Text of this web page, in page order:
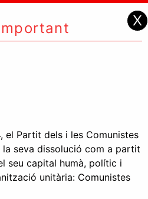
el Partit dels i les Comunistes
seva dissolució com a partit
seu capital humà, polític i
unitària: Comunistes
X